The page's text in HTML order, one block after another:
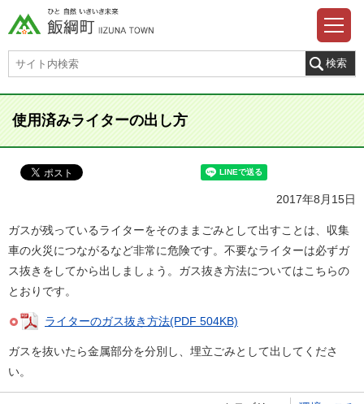
使用済みライターの出し方
2017年8月15日
ガスが残っているライターをそのままごみとして出すことは、収集
車の火災につながるなど非常に危険です。不要なライターは必ずガ
ス抜きをしてから出しましょう。ガス抜き方法についてはこちらの
とおりです。
ライターのガス抜き方法(PDF 504KB)
ガスを抜いたら金属部分を分別し、埋立ごみとして出してくださ
い。